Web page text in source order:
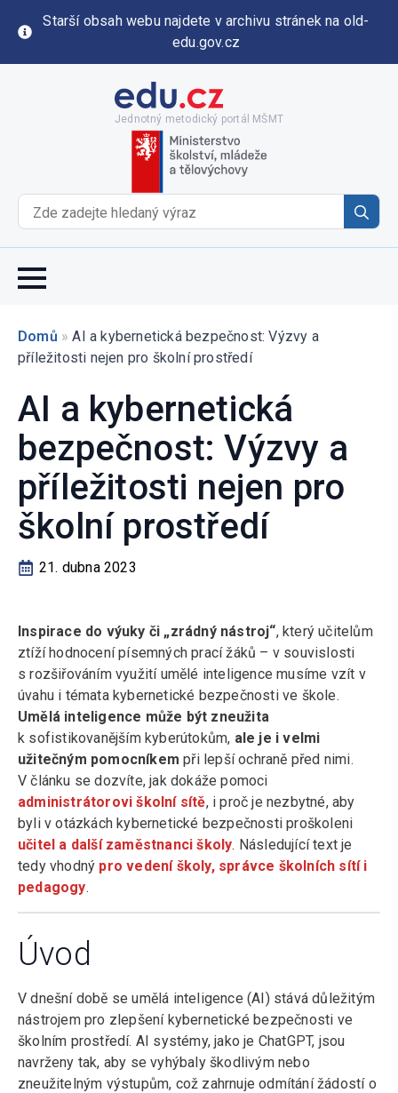
Starší obsah webu najdete v archivu stránek na old-
edu.gov.cz
Jednotný metodický portál MŠMT
for:
Domů » AI a kybernetická bezpečnost: Výzvy a
příležitosti nejen pro školní prostředí
AI a kybernetická
bezpečnost: Výzvy a
příležitosti nejen pro
školní prostředí
21. dubna 2023
Inspirace do výuky či „zrádný nástroj“, který učitelům
ztíží hodnocení písemných prací žáků – v souvislosti
s rozšiřováním využití umělé inteligence musíme vzít v
úvahu i témata kybernetické bezpečnosti ve škole.
Umělá inteligence může být zneužita
k sofistikovanějším kyberútokům, ale je i velmi
užitečným pomocníkem při lepší ochraně před nimi.
V článku se dozvíte, jak dokáže pomoci
administrátorovi školní sítě, i proč je nezbytné, aby
byli v otázkách kybernetické bezpečnosti proškoleni
učitel a další zaměstnanci školy. Následující text je
tedy vhodný pro vedení školy, správce školních sítí i
pedagogy.
Úvod
V dnešní době se umělá inteligence (AI) stává důležitým
nástrojem pro zlepšení kybernetické bezpečnosti ve
školním prostředí. AI systémy, jako je ChatGPT, jsou
navrženy tak, aby se vyhýbaly škodlivým nebo
zneužitelným výstupům, což zahrnuje odmítání žádostí o